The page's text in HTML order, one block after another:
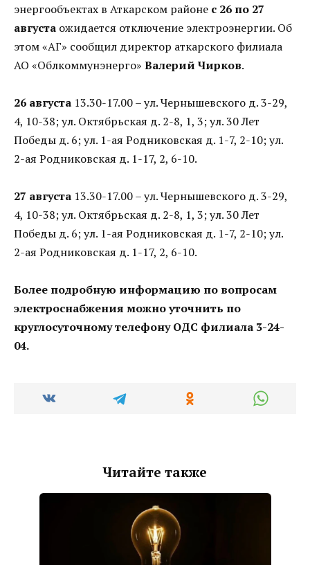
энергообъектах в Аткарском районе с 26 по 27
августа ожидается отключение электроэнергии. Об
этом «АГ» сообщил директор аткарского филиала
АО «Облкоммунэнерго» Валерий Чирков.
26 августа 13.30-17.00 – ул. Чернышевского д. 3-29,
4, 10-38; ул. Октябрьская д. 2-8, 1, 3; ул. 30 Лет
Победы д. 6; ул. 1-ая Родниковская д. 1-7, 2-10; ул.
2-ая Родниковская д. 1-17, 2, 6-10.
27 августа 13.30-17.00 – ул. Чернышевского д. 3-29,
4, 10-38; ул. Октябрьская д. 2-8, 1, 3; ул. 30 Лет
Победы д. 6; ул. 1-ая Родниковская д. 1-7, 2-10; ул.
2-ая Родниковская д. 1-17, 2, 6-10.
Более подробную информацию по вопросам
электроснабжения можно уточнить по
круглосуточному телефону ОДС филиала 3-24-
04.
Читайте также